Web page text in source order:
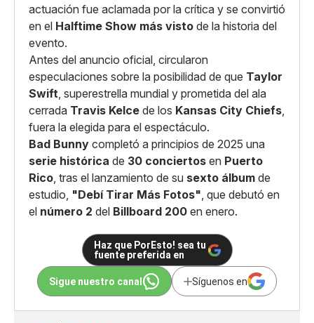
actuación fue aclamada por la crítica y se convirtió
en el Halftime Show más visto de la historia del
evento.
Antes del anuncio oficial, circularon
especulaciones sobre la posibilidad de que Taylor
Swift, superestrella mundial y prometida del ala
cerrada Travis Kelce de los Kansas City Chiefs,
fuera la elegida para el espectáculo.
Bad Bunny completó a principios de 2025 una
serie histórica de 30 conciertos en Puerto
Rico, tras el lanzamiento de su sexto álbum de
estudio, "Debí Tirar Más Fotos", que debutó en
el número 2 del Billboard 200 en enero.
Haz que PorEsto! sea tu
fuente preferida en
Sigue nuestro canal Síguenos en